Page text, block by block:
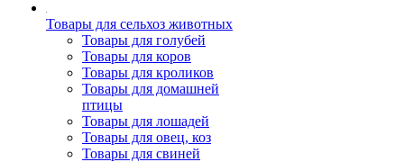
Товары для сельхоз животных
Товары для голубей
Товары для коров
Товары для кроликов
Товары для домашней
птицы
Товары для лошадей
Товары для овец, коз
Товары для свиней